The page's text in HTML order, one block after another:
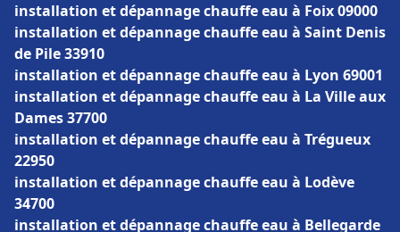
installation et dépannage chauffe eau à Foix 09000
installation et dépannage chauffe eau à Saint Denis
de Pile 33910
installation et dépannage chauffe eau à Lyon 69001
installation et dépannage chauffe eau à La Ville aux
Dames 37700
installation et dépannage chauffe eau à Trégueux
22950
installation et dépannage chauffe eau à Lodève
34700
installation et dépannage chauffe eau à Bellegarde